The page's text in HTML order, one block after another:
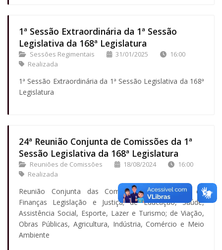
1ª Sessão Extraordinária da 1ª Sessão
Legislativa da 168ª Legislatura
Sessões Regimentais 31/01/2025
16:00
Realizada
1ª Sessão Extraordinária da 1ª Sessão Legislativa da 168ª
Legislatura
24ª Reunião Conjunta de Comissões da 1ª
Sessão Legislativa da 168ª Legislatura
Reuniões de Comissões 18/08/2024
16:00
Realizada
Reunião Conjunta das Comissões Permanentes de
Finanças Legislação e Justiça; de Educação, Saúde,
Assistência Social, Esporte, Lazer e Turismo; de Viação,
Obras Públicas, Agricultura, Indústria, Comércio e Meio
Ambiente